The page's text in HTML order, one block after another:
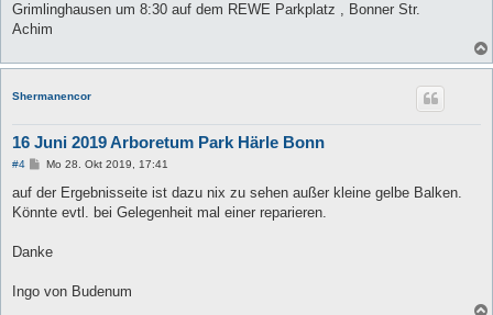
Grimlinghausen um 8:30 auf dem REWE Parkplatz , Bonner Str.
Achim
Shermanencor
16 Juni 2019 Arboretum Park Härle Bonn
#4
B
i
r
Mo 28. Okt 2019, 17:41
auf der Ergebnisseite ist dazu nix zu sehen außer kleine gelbe Balken.
Könnte evtl. bei Gelegenheit mal einer reparieren.
Danke
Ingo von Budenum